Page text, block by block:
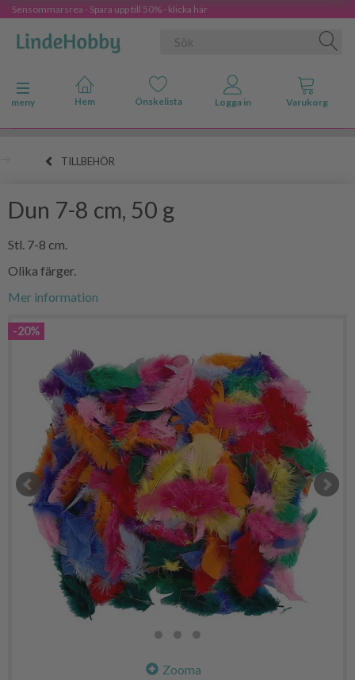
Sensommarsrea - Spara upp till 50% - klicka här
Ändra navigering
meny
TILLBEHÖR
Dun 7-8 cm, 50 g
Stl. 7-8 cm.
Olika färger.
Mer information
-20%
Zooma